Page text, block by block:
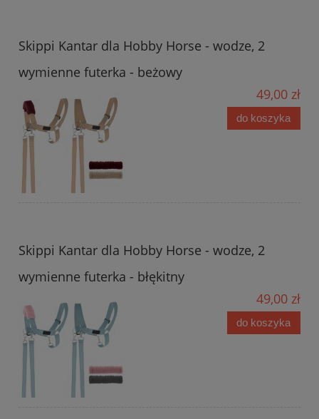
Skippi Kantar dla Hobby Horse - wodze, 2
wymienne futerka - beżowy
49,00 zł
do koszyka
Skippi Kantar dla Hobby Horse - wodze, 2
wymienne futerka - błękitny
49,00 zł
do koszyka